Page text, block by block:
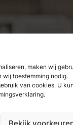
maken wij
wij toestemming nodig.
van cookies. U